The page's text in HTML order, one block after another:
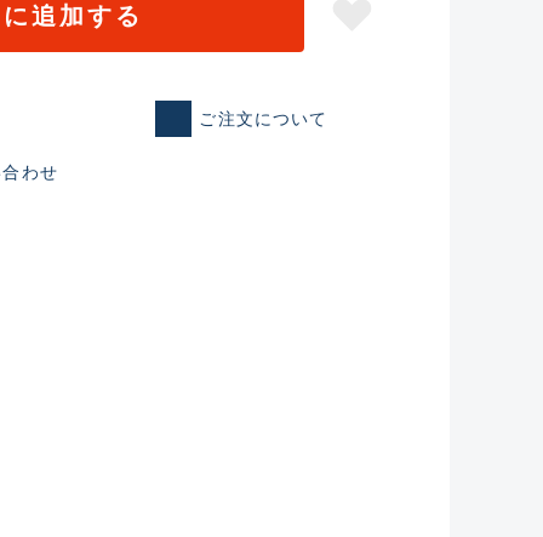
追加する
ご注文について
わせ